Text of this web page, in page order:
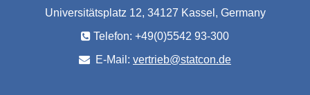
Universitätsplatz 12, 34127 Kassel, Germany
Telefon: +49(0)5542 93-300
E-Mail: vertrieb@statcon.de